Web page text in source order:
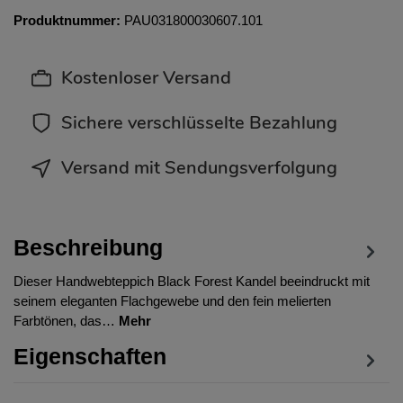
Produktnummer: PAU031800030607.101
Kostenloser Versand
Sichere verschlüsselte Bezahlung
Versand mit Sendungsverfolgung
Beschreibung
Dieser Handwebteppich Black Forest Kandel beeindruckt mit
seinem eleganten Flachgewebe und den fein melierten
Farbtönen, das… Mehr
Eigenschaften